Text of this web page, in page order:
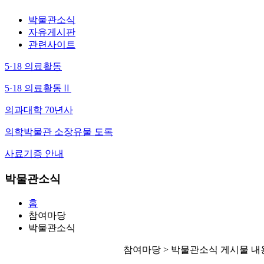
박물관소식
자유게시판
관련사이트
5·18 의료활동
5·18 의료활동Ⅱ
의과대학 70년사
의학박물관 소장유물 도록
사료기증 안내
박물관소식
홈
참여마당
박물관소식
참여마당 > 박물관소식 게시물 내